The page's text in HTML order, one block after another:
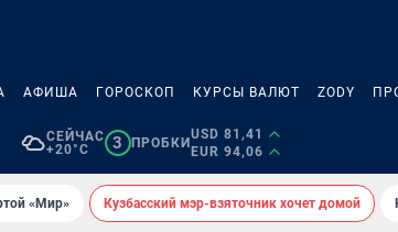
АФИША ГОРОСКОП КУРСЫ ВАЛЮТ ZODY
СЕЙЧАС
+20°C
3 ПРОБКИ
USD 81,41
EUR 94,06
«Мир» Кузбасский мэр-взяточник хочет домой